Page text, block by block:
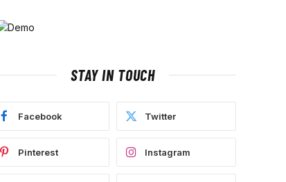
STAY IN TOUCH
Facebook Twitter
Pinterest Instagram